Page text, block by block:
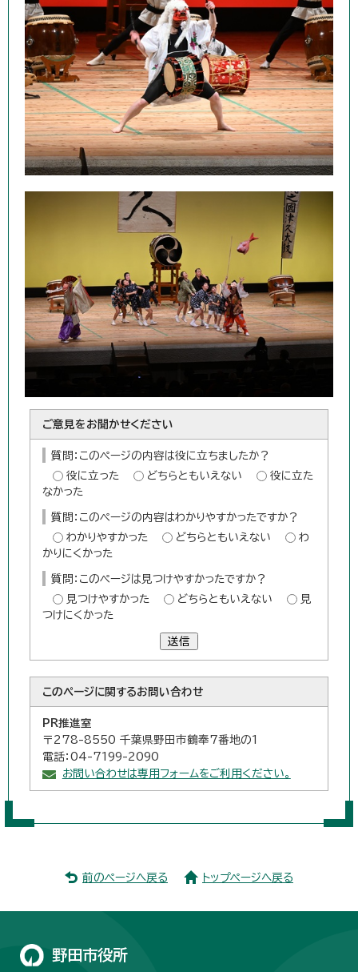
ご意見をお聞かせください
質問：このページの内容は役に立ちましたか？
役に立った
どちらともいえない
役に立た
なかった
質問：このページの内容はわかりやすかったですか？
わかりやすかった
どちらともいえない
わ
かりにくかった
質問：このページは見つけやすかったですか？
見つけやすかった
どちらともいえない
見
つけにくかった
送信
このページに関するお問い合わせ
PR推進室
〒278-8550 千葉県野田市鶴奉7番地の1
電話：04-7199-2090
お問い合わせは専用フォームをご利用ください。
前のページへ戻る トップページへ戻る
野田市役所